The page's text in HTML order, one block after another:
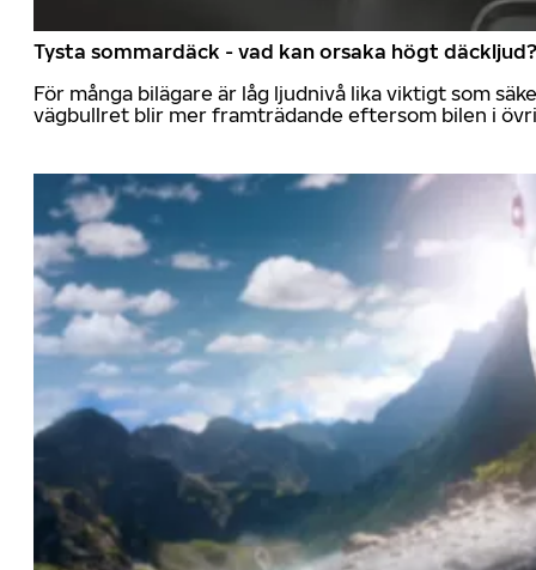
Tysta sommardäck - vad kan orsaka högt däckljud?
För många bilägare är låg ljudnivå lika viktigt som
vägbullret blir mer framträdande eftersom bilen i